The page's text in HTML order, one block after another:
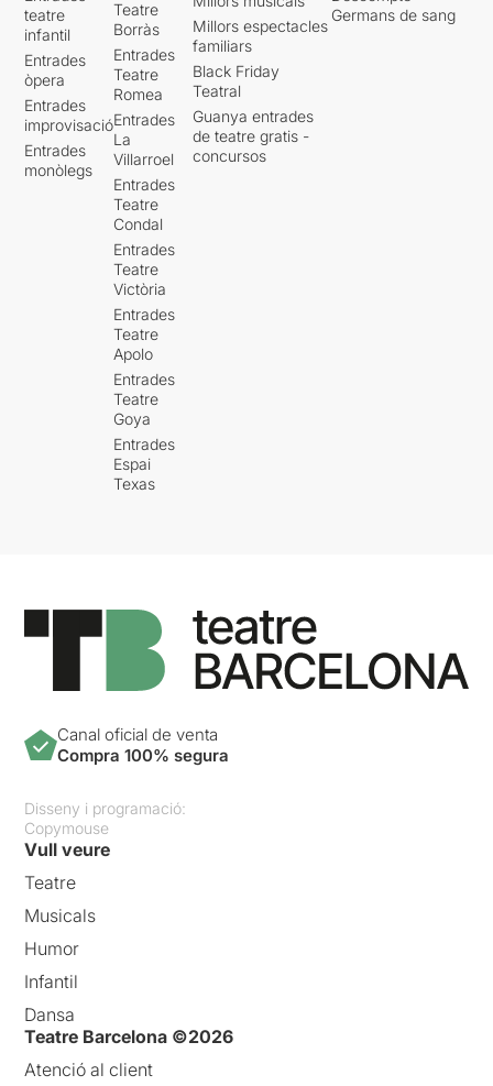
teatre
infantil
Entrades
òpera
Entrades
improvisació
Entrades
monòlegs
Teatre
Borràs
Entrades
Teatre
Romea
Entrades
La
Villarroel
Entrades
Teatre
Condal
Entrades
Teatre
Victòria
Entrades
Teatre
Apolo
Entrades
Teatre
Goya
Entrades
Espai
Texas
Millors espectacles
familiars
Black Friday
Teatral
Guanya entrades
de teatre gratis -
concursos
Germans de sang
Canal oficial de venta
Compra 100% segura
Disseny i programació:
Copymouse
Vull veure
Teatre
Musicals
Humor
Infantil
Dansa
Teatre Barcelona ©2026
Atenció al client